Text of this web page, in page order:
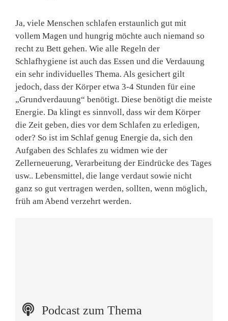
Ja, viele Menschen schlafen erstaunlich gut mit
vollem Magen und hungrig möchte auch niemand so
recht zu Bett gehen. Wie alle Regeln der
Schlafhygiene ist auch das Essen und die Verdauung
ein sehr individuelles Thema. Als gesichert gilt
jedoch, dass der Körper etwa 3-4 Stunden für eine
„Grundverdauung“ benötigt. Diese benötigt die meiste
Energie. Da klingt es sinnvoll, dass wir dem Körper
die Zeit geben, dies vor dem Schlafen zu erledigen,
oder? So ist im Schlaf genug Energie da, sich den
Aufgaben des Schlafes zu widmen wie der
Zellerneuerung, Verarbeitung der Eindrücke des Tages
usw.. Lebensmittel, die lange verdaut sowie nicht
ganz so gut vertragen werden, sollten, wenn möglich,
früh am Abend verzehrt werden.
Podcast zum Thema